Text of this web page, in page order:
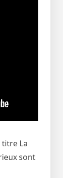
titre La
sont